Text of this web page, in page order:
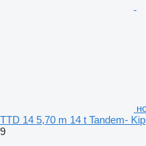
TTD 14 5,70 m 14 t Tandem-
9